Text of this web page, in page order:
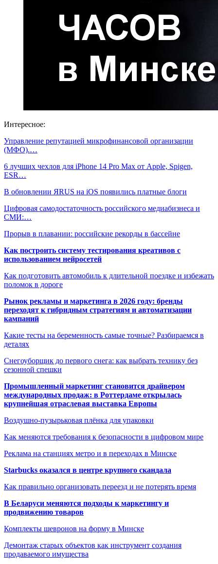
Интересное:
Управление репутацией микрофинансовой организации
(МФО).…
6 лучших чехлов для iPhone 14 Pro Max от Apple, Spigen,
ESR…
В обновлении ЯRUS на iOS появились платные блоги
Цифровая самодостаточность российского медиабизнеса и
СМИ:…
Прорыв в плавании: российские рекорды в бассейне
Как построить систему тестирования креативов с
использованием нейросетей
Как подготовить автомобиль к длительной поездке и избежать
поломок в дороге
Рынок рекламы и маркетинга в 2026 году: бренды
переходят к гибридным стратегиям и автоматизации
кампаний
Какие тесты на беременность самые точные? Разбираемся в
деталях
Снегоуборщик до первого снега: как выбрать технику без
сезонной спешки
Промышленный маркетинг становится драйвером
международных продаж: в Роттердаме открылась
крупнейшая отраслевая выставка Европы
Воздушно-пузырьковая плёнка для упаковки
Как меняются требования к безопасности в цифровом мире
Реклама на станциях метро и в переходах в Минске
Starbucks оказался в центре крупного скандала
Как правильно организовать переезд и не потерять время
В Беларуси меняются подходы к маркетингу и
продвижению товаров
Комплекты шевронов на форму в Минске
Демонтаж старых объектов как инструмент создания
продаваемого имущества